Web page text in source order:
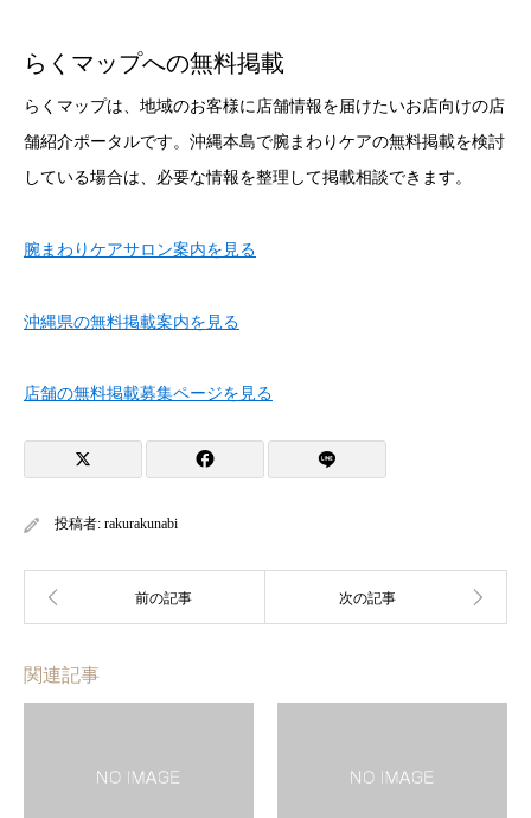
らくマップへの無料掲載
らくマップは、地域のお客様に店舗情報を届けたいお店向けの店
舗紹介ポータルです。沖縄本島で腕まわりケアの無料掲載を検討
している場合は、必要な情報を整理して掲載相談できます。
腕まわりケアサロン案内を見る
沖縄県の無料掲載案内を見る
店舗の無料掲載募集ページを見る
投稿者: rakurakunabi
関連記事